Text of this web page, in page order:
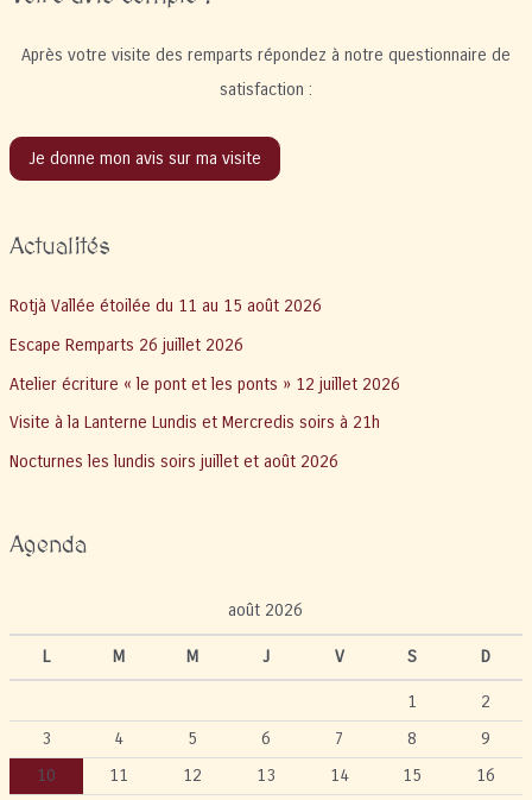
Après votre visite des remparts répondez à notre questionnaire de
satisfaction :
Je donne mon avis sur ma visite
Actualités
Rotjà Vallée étoilée du 11 au 15 août 2026
Escape Remparts 26 juillet 2026
Atelier écriture « le pont et les ponts » 12 juillet 2026
Visite à la Lanterne Lundis et Mercredis soirs à 21h
Nocturnes les lundis soirs juillet et août 2026
Agenda
août 2026
L M M J V S D
1
2
3
4 5 6 7 8
9
10
11 12 13 14 15
16